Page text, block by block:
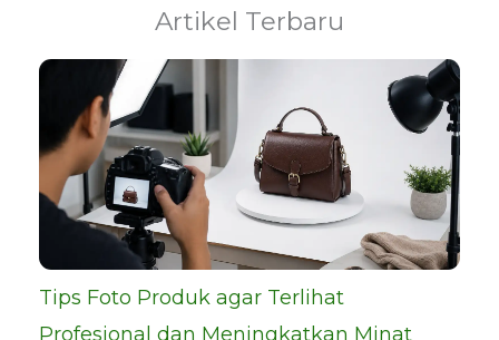
Artikel Terbaru
Tips Foto Produk agar Terlihat
Profesional dan Meningkatkan Minat